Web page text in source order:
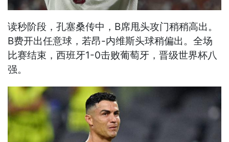
读秒阶段，孔塞桑传中，B席甩头攻门稍稍高出。
B费开出任意球，若昂-内维斯头球稍偏出。全场
比赛结束，西班牙1-0击败葡萄牙，晋级世界杯八
强。